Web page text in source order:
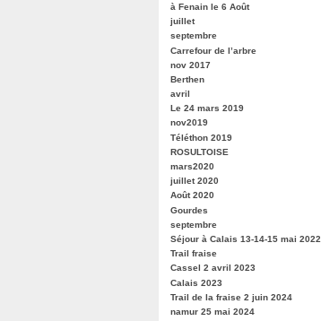
à Fenain le 6 Août
juillet
septembre
Carrefour de l’arbre
nov 2017
Berthen
avril
Le 24 mars 2019
nov2019
Téléthon 2019
ROSULTOISE
mars2020
juillet 2020
Août 2020
Gourdes
septembre
Séjour à Calais 13-14-15 mai 2022
Trail fraise
Cassel 2 avril 2023
Calais 2023
Trail de la fraise 2 juin 2024
namur 25 mai 2024